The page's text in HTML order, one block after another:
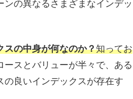
の異なるさまざまなインデッ
スの中身が何なのか？知ってお
スとバリューが半々で、ある
良いインデックスが存在す